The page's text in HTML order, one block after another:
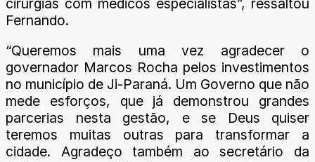
Fernando.
“Queremos mais uma vez agradecer o
governador Marcos Rocha pelos investimentos
no município de Ji-Paraná. Um Governo que não
mede esforços, que já demonstrou grandes
parcerias nesta gestão, e se Deus quiser
teremos muitas outras para transformar a
cidade. Agradeço também ao secretário da